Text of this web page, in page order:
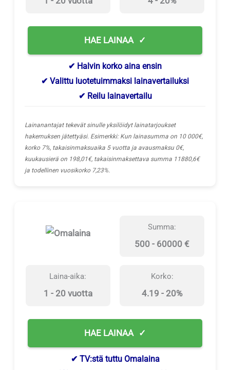
HAE LAINAA
✔ Halvin korko aina ensin
✔ Valittu luotetuimmaksi lainavertailuksi
✔ Reilu lainavertailu
Lainanantajat tekevät sinulle yksilöidyt lainatarjoukset
hakemuksen jätettyäsi. Esimerkki: Kun lainasumma on 10 000€,
korko 7%, takaisinmaksuaika 5 vuotta ja avausmaksu 0€,
kuukausierä on 198,01€, takaisinmaksettava summa 11880,6€
ja todellinen vuosikorko 7,23%.
Summa:
500 - 60000 €
Laina-aika:
1 - 20 vuotta
Korko:
4.19 - 20%
HAE LAINAA
✔ TV:stä tuttu Omalaina